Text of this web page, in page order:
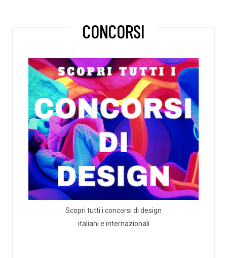
CONCORSI
Scopri tutti i concorsi di design
italiani e internazionali